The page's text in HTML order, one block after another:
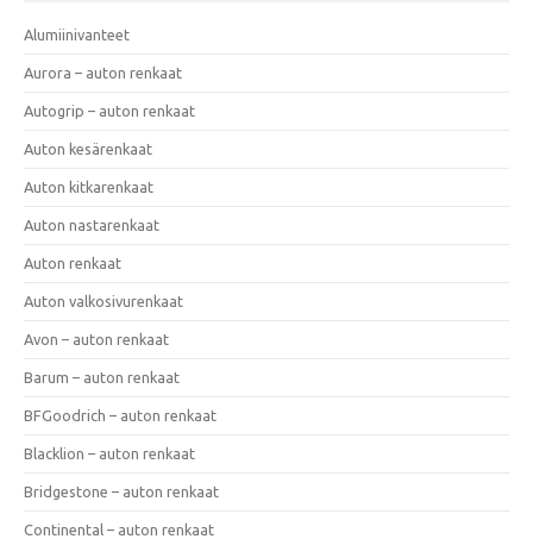
Alumiinivanteet
Aurora – auton renkaat
Autogrip – auton renkaat
Auton kesärenkaat
Auton kitkarenkaat
Auton nastarenkaat
Auton renkaat
Auton valkosivurenkaat
Avon – auton renkaat
Barum – auton renkaat
BFGoodrich – auton renkaat
Blacklion – auton renkaat
Bridgestone – auton renkaat
Continental – auton renkaat